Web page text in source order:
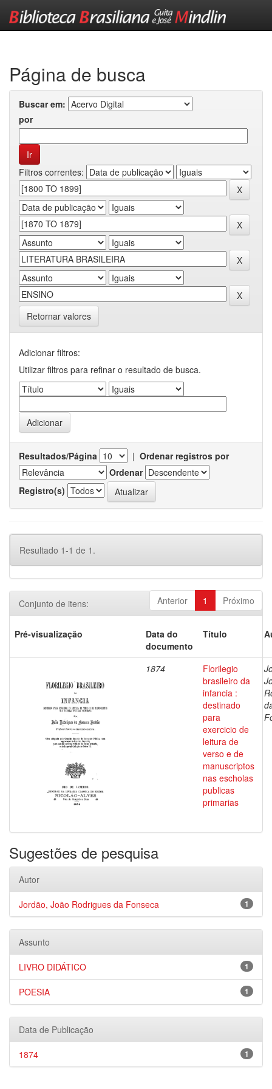
Página de busca
Buscar em:
por
Filtros correntes:
Retornar valores
Adicionar filtros:
Utilizar filtros para refinar o resultado de busca.
Resultados/Página | Ordenar registros por
Ordenar
Registro(s)
Resultado 1-1 de 1.
Anterior 1 Próximo
Conjunto de itens:
Pré-visualização
Data do
documento
Título
1874
Florilegio
brasileiro da
infancia :
destinado
para
exercicio de
leitura de
verso e de
manuscriptos
nas escholas
publicas
primarias
Sugestões de pesquisa
Autor
1
Jordão, João Rodrigues da Fonseca
Assunto
1
LIVRO DIDÁTICO
1
POESIA
Data de Publicação
1
1874